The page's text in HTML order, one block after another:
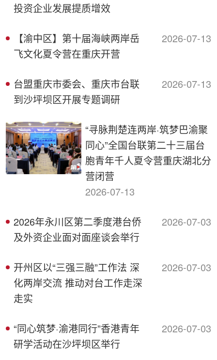
投资企业发展提质增效
【渝中区】第十届海峡两岸岳
飞文化夏令营在重庆开营
2026-07-13
台盟重庆市委会、重庆市台联
到沙坪坝区开展专题调研
2026-07-13
“寻脉荆楚连两岸·筑梦巴渝聚
同心”全国台联第二十三届台
胞青年千人夏令营重庆湖北分
营闭营
2026-07-13
2026年永川区第二季度港台侨
及外资企业面对面座谈会举行
2026-07-03
开州区以“三强三融”工作法 深
化两岸交流 推动对台工作走深
走实
2026-07-03
“同心筑梦·渝港同行”香港青年
研学活动在沙坪坝区举行
2026-07-03